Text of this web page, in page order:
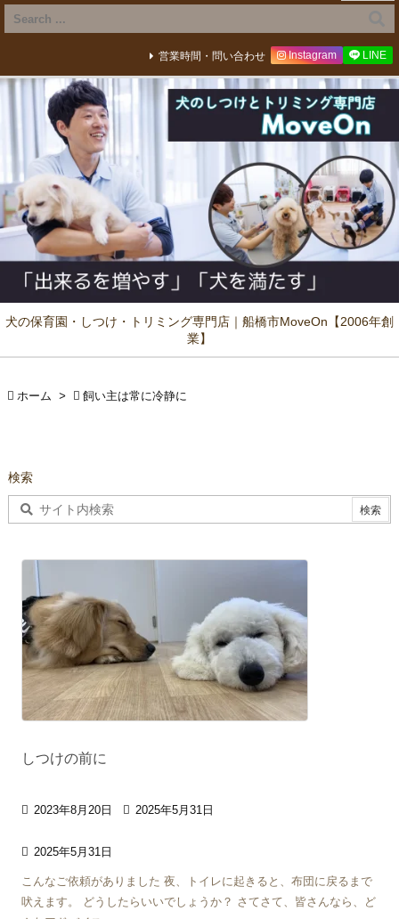
犬の保育園・しつけ・トリミング専門店｜船橋市MoveOn【2006年創
業】
営業時間・問い合わせ Instagram LINE
 ホーム >  飼い主は常に冷静に
検索
しつけの前に
 2023年8月20日  2025年5月31日
 2025年5月31日
こんなご依頼がありました 夜、トイレに起きると、布団に戻るまで
吠えます。 どうしたらいいでしょうか？ さてさて、皆さんなら、ど